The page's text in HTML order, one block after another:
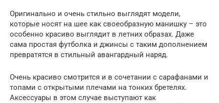
Оригинально и очень стильно выглядят модели,
которые носят на шее как своеобразную манишку – это
особенно красиво выглядит в летних образах. Даже
сама простая футболка и джинсы с таким дополнением
превратятся в стильный авангардный наряд.
Очень красиво смотрится и в сочетании с сарафанами и
топами с открытыми плечами на тонких бретелях.
Аксессуары в этом случае выступают как